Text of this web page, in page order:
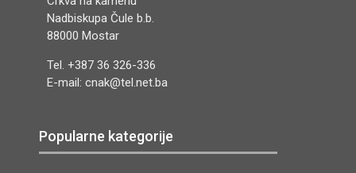
Nadbiskupa Čule b.b.
88000 Mostar
Tel. +387 36 326-336
E-mail: cnak@tel.net.ba
Popularne kategorije